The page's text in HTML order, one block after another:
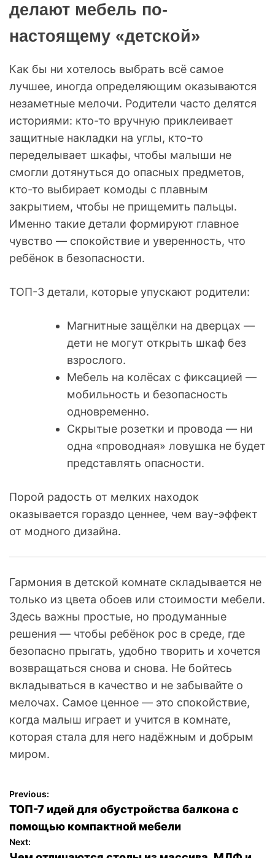
делают мебель по-
настоящему «детской»
Как бы ни хотелось выбрать всё самое
лучшее, иногда определяющим оказываются
незаметные мелочи. Родители часто делятся
историями: кто-то вручную приклеивает
защитные накладки на углы, кто-то
переделывает шкафы, чтобы малыши не
смогли дотянуться до опасных предметов,
кто-то выбирает комоды с плавным
закрытием, чтобы не прищемить пальцы.
Именно такие детали формируют главное
чувство — спокойствие и уверенность, что
ребёнок в безопасности.
ТОП-3 детали, которые упускают родители:
Магнитные защёлки на дверцах —
дети не могут открыть шкаф без
взрослого.
Мебель на колёсах с фиксацией —
мобильность и безопасность
одновременно.
Скрытые розетки и провода — ни
одна «проводная» ловушка не будет
представлять опасности.
Порой радость от мелких находок
оказывается гораздо ценнее, чем вау-эффект
от модного дизайна.
Гармония в детской комнате складывается не
только из цвета обоев или стоимости мебели.
Здесь важны простые, но продуманные
решения — чтобы ребёнок рос в среде, где
безопасно прыгать, удобно творить и хочется
возвращаться снова и снова. Не бойтесь
вкладываться в качество и не забывайте о
мелочах. Самое ценное — это спокойствие,
когда малыш играет и учится в комнате,
которая стала для него надёжным и добрым
миром.
Н
а
в
Previous:
ТОП-7 идей для обустройства балкона с
помощью компактной мебели
Next: